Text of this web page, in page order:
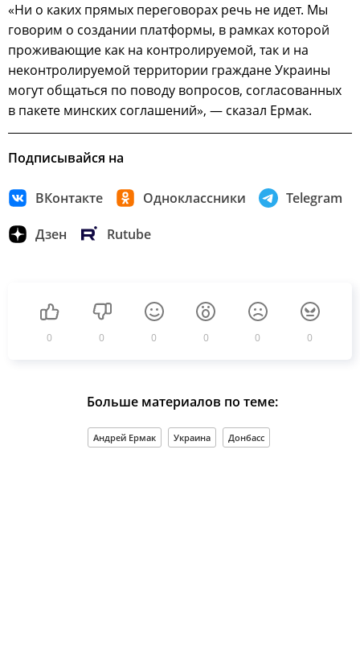
«Ни о каких прямых переговорах речь не идет. Мы
говорим о создании платформы, в рамках которой
проживающие как на контролируемой, так и на
неконтролируемой территории граждане Украины
могут общаться по поводу вопросов, согласованных
в пакете минских соглашений», — сказал Ермак.
Подписывайся на
ВКонтакте Одноклассники Telegram
Дзен Rutube
0 0 0 0 0 0
Больше материалов по теме:
Андрей Ермак Украина Донбасс